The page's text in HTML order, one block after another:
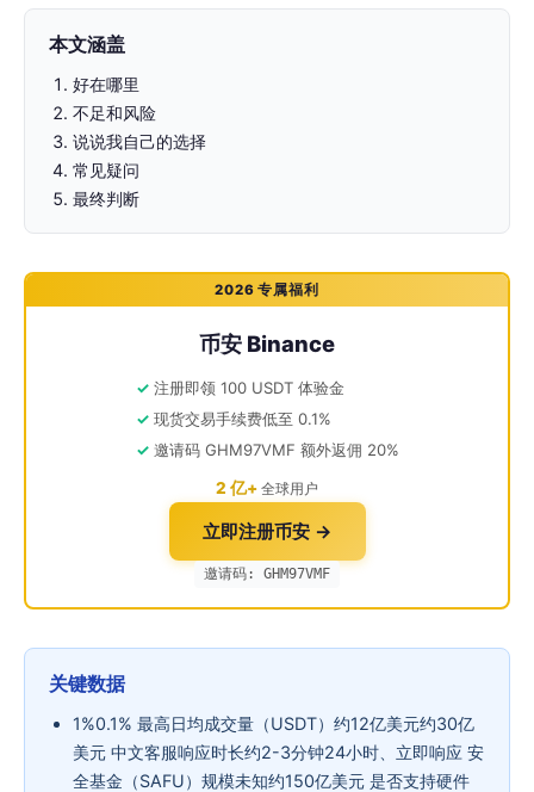
本文涵盖
好在哪里
不足和风险
说说我自己的选择
常见疑问
最终判断
2026 专属福利
币安 Binance
注册即领 100 USDT 体验金
现货交易手续费低至 0.1%
邀请码 GHM97VMF 额外返佣 20%
2 亿+ 全球用户
立即注册币安 →
邀请码: GHM97VMF
关键数据
1%0.1% 最高日均成交量（USDT）约12亿美元约30亿
美元 中文客服响应时长约2-3分钟24小时、立即响应 安
全基金（SAFU）规模未知约150亿美元 是否支持硬件